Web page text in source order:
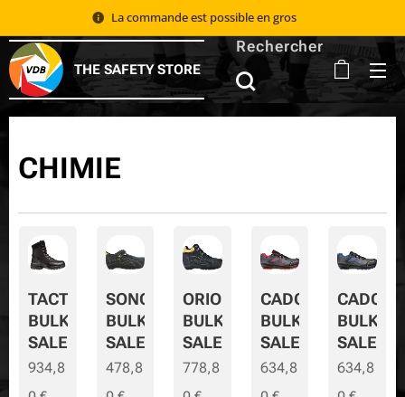
La commande est possible en gros 📦
THE SAFETY STORE
Rechercher
CHIMIE
TACTIC
BULK
SALE
934,8
SONORA
BULK
SALE
478,8
ORION
BULK
SALE
778,8
CADOR
BULK
SALE
634,8
CADOR-
BULK-
SALE
634,8